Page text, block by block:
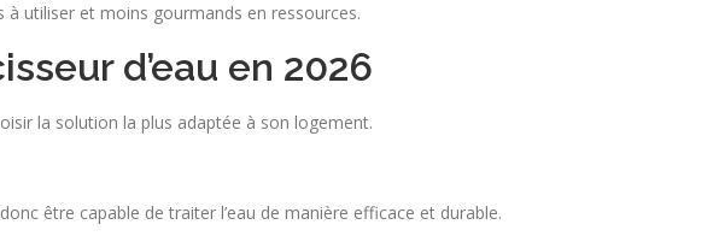
utiliser et moins gourmands en ressources.
d’eau en 2026
la solution la plus adaptée à son logement.
être capable de traiter l’eau de manière efficace et durable.